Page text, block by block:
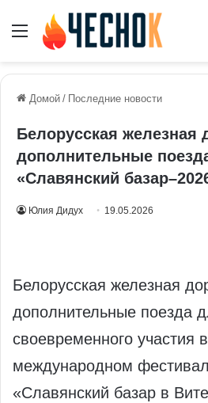
Меню
Домой / Последние новости
Белорусская железная
дополнительные
«Славянский
Юлия Дидух 19.05.2026
Белорусская железная
дополнительные поезда
своевременного участия
международном
«Славянский базар в